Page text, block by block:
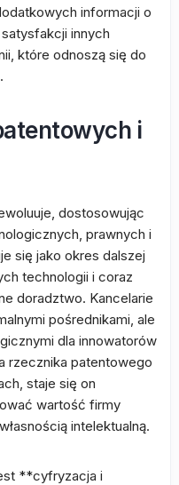
informacji o
innych
które odnoszą się do
i
dostosowując
prawnych i
się jako okres dalszej
technologii i coraz
doradztwo. Kancelarie
pośrednikami, ale
dla innowatorów
rzecznika patentowego
staje się on
wartość firmy
intelektualną.
**cyfryzacja i